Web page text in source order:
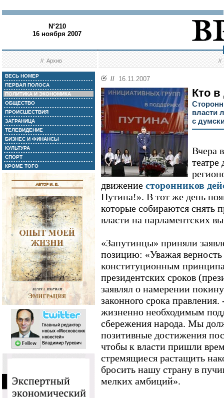
N°210
16 ноября 2007
//Архив //
ВЕСЬ НОМЕР
ПЕРВАЯ ПОЛОСА
ПОЛИТИКА И ЭКОНОМИКА
ОБЩЕСТВО
ПРОИСШЕСТВИЯ
ЗАГРАНИЦА
ТЕЛЕВИДЕНИЕ
БИЗНЕС И ФИНАНСЫ
КУЛЬТУРА
СПОРТ
КРОМЕ ТОГО
// 16.11.2007
Кто в
власти
с
Вчера
театре
движение сторонников
Путина!». В тот же день
которые собираются снять
власти на парламентских
«Запутинцы» приняли
позицию: «Уважая верность
конституционным
президентских сроков
заявлял о намерении
законного срока
жизненно необходимым
сбережения народа. Мы
позитивные достижения
чтобы к власти пришли
стремящиеся растащить
бросить нашу страну в
мелких амбиций».